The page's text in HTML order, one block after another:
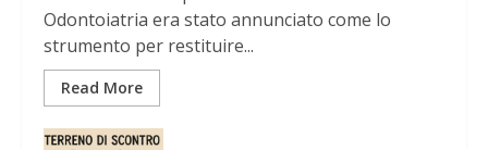
Odontoiatria era stato annunciato come lo
strumento per restituire...
Read More